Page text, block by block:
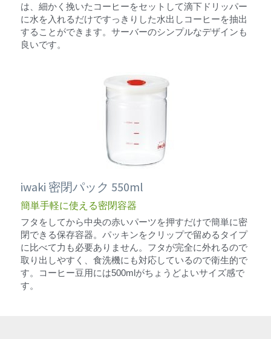
は、細かく挽いたコーヒーをセットして滴下ドリッパー
に水を入れるだけですっきりした水出しコーヒーを抽出
することができます。サーバーのシンプルなデザインも
良いです。
iwaki 密閉パック 550ml
簡単手軽に使える密閉容器
フタをしてから中央の赤いパーツを押すだけで簡単に密
閉できる保存容器。パッキンをクリップで留めるタイプ
に比べて力も必要ありません。フタが完全に外れるので
取り出しやすく、食洗機にも対応しているので衛生的で
す。コーヒー豆用には500mlがちょうどよいサイズ感で
す。